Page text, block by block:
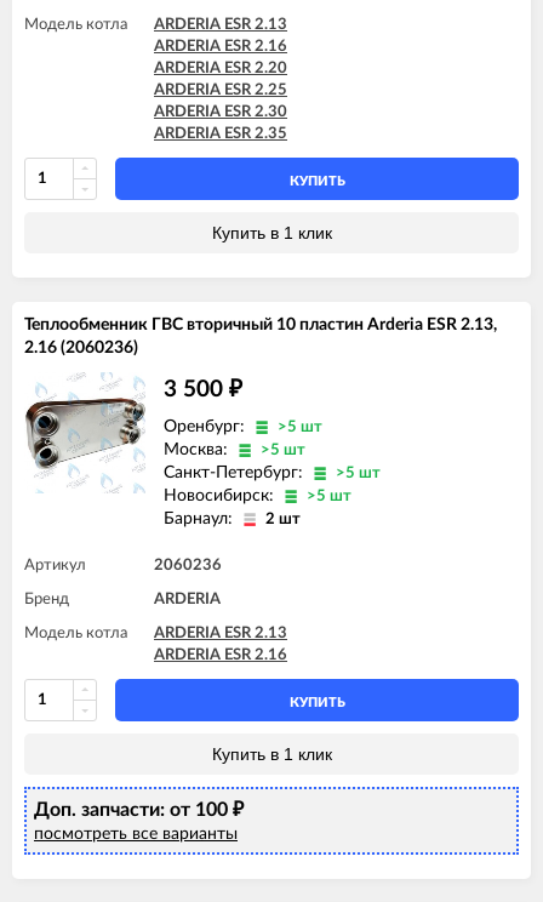
Модель котла
ARDERIA ESR 2.13
ARDERIA ESR 2.16
ARDERIA ESR 2.20
ARDERIA ESR 2.25
ARDERIA ESR 2.30
ARDERIA ESR 2.35
КУПИТЬ
Купить в 1 клик
Теплообменник ГВС вторичный 10 пластин Arderia ESR 2.13,
2.16 (2060236)
3 500 ₽
Оренбург: >5 шт
Москва: >5 шт
Санкт-Петербург: >5 шт
Новосибирск: >5 шт
Барнаул: 2 шт
Артикул 2060236
Бренд ARDERIA
Модель котла
ARDERIA ESR 2.13
ARDERIA ESR 2.16
КУПИТЬ
Купить в 1 клик
Доп. запчасти: от 100 ₽
посмотреть все варианты